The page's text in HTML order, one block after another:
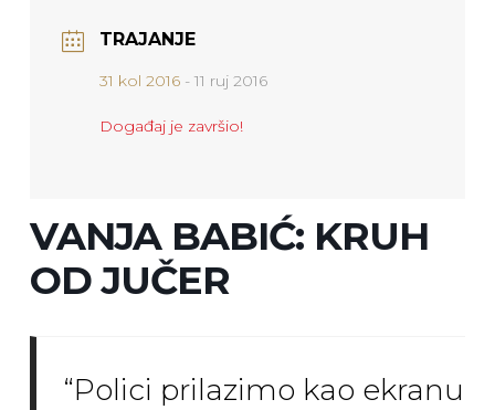
TRAJANJE
31 kol 2016- 11 ruj 2016
Događaj je završio!
VANJA BABIĆ: KRUH
OD JUČER
“Polici prilazimo kao ekranu